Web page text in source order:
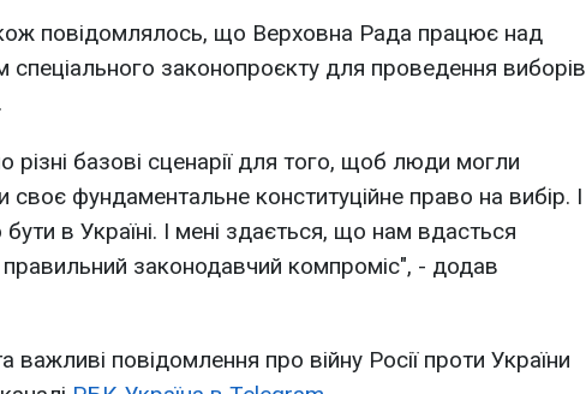
повідомлялось, що Верховна Рада працює над
спеціального законопроєкту для проведення виборів
різні базові сценарії для того, щоб люди могли
своє фундаментальне конституційне право на вибір. І
в Україні. І мені здається, що нам вдасться
правильний законодавчий компроміс", - додав
важливі повідомлення про війну Росії проти України